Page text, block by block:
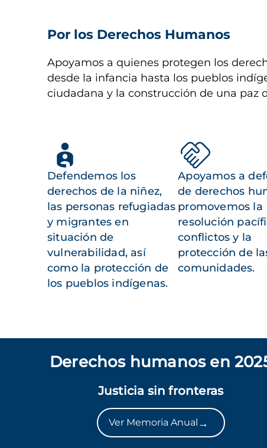
Por los Derechos Humanos
Apoyamos a quienes protegen los
desde la infancia hasta los pueblos
ciudadana y la construcción de una paz
Defendemos los
derechos de la niñez,
las personas refugiadas
y migrantes en
situación de
vulnerabilidad, así
como la protección de
los pueblos indígenas.
Apoyamos a
de derechos
promovemos la
resolución
conflictos y la
protección de
comunidades.
Derechos humanos en
Justicia sin fronteras
Ver Memoria Anual →